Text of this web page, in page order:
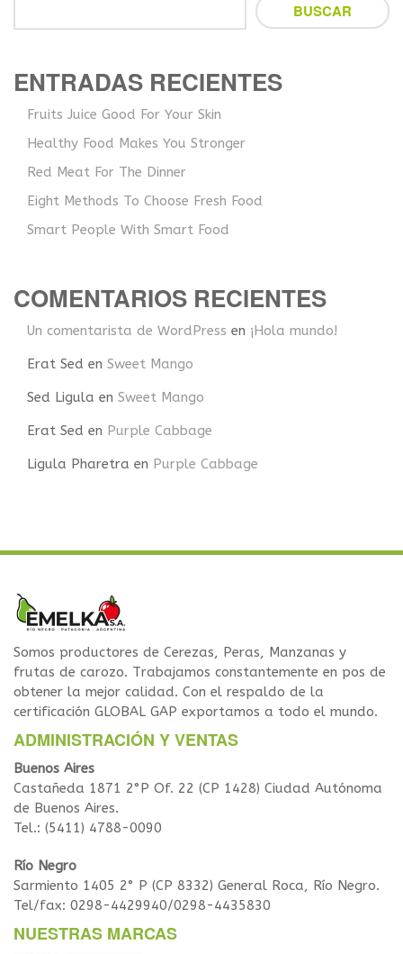
BUSCAR
ENTRADAS RECIENTES
Fruits Juice Good For Your Skin
Healthy Food Makes You Stronger
Red Meat For The Dinner
Eight Methods To Choose Fresh Food
Smart People With Smart Food
COMENTARIOS RECIENTES
Un comentarista de WordPress en ¡Hola mundo!
Erat Sed en Sweet Mango
Sed Ligula en Sweet Mango
Erat Sed en Purple Cabbage
Ligula Pharetra en Purple Cabbage
Somos productores de Cerezas, Peras, Manzanas y
frutas de carozo. Trabajamos constantemente en pos de
obtener la mejor calidad. Con el respaldo de la
certificación GLOBAL GAP exportamos a todo el mundo.
ADMINISTRACIÓN Y VENTAS
Buenos Aires
Castañeda 1871 2°P Of. 22 (CP 1428) Ciudad Autónoma
de Buenos Aires.
Tel.: (5411) 4788-0090
Río Negro
Sarmiento 1405 2° P (CP 8332) General Roca, Río Negro.
Tel/fax: 0298-4429940/0298-4435830
NUESTRAS MARCAS